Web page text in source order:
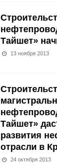
Тайшет»
13 ноября 2013
Тайшет»
развития
отрасли в
24 октября 2013